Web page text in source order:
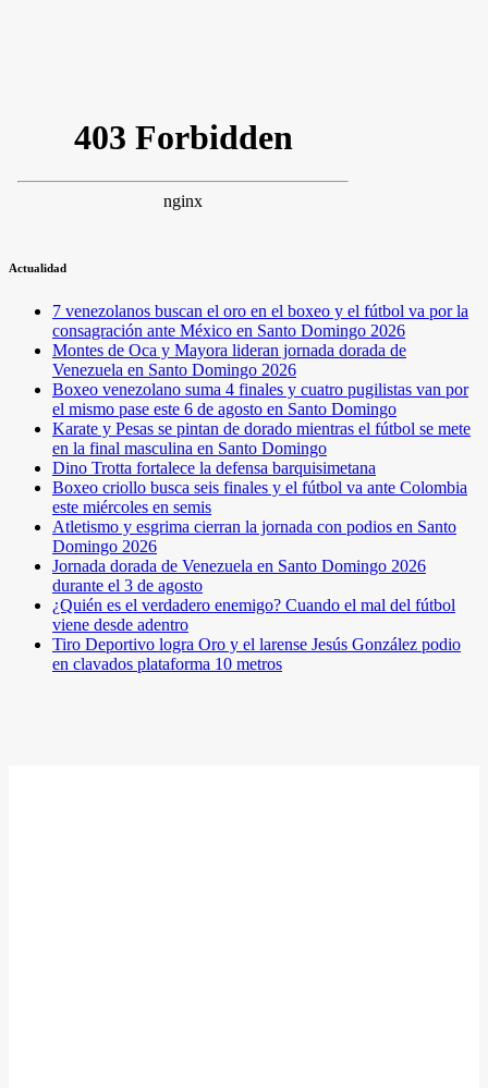
Actualidad
7 venezolanos buscan el oro en el boxeo y el fútbol va por la
consagración ante México en Santo Domingo 2026
Montes de Oca y Mayora lideran jornada dorada de
Venezuela en Santo Domingo 2026
Boxeo venezolano suma 4 finales y cuatro pugilistas van por
el mismo pase este 6 de agosto en Santo Domingo
Karate y Pesas se pintan de dorado mientras el fútbol se mete
en la final masculina en Santo Domingo
Dino Trotta fortalece la defensa barquisimetana
Boxeo criollo busca seis finales y el fútbol va ante Colombia
este miércoles en semis
Atletismo y esgrima cierran la jornada con podios en Santo
Domingo 2026
Jornada dorada de Venezuela en Santo Domingo 2026
durante el 3 de agosto
¿Quién es el verdadero enemigo? Cuando el mal del fútbol
viene desde adentro
Tiro Deportivo logra Oro y el larense Jesús González podio
en clavados plataforma 10 metros